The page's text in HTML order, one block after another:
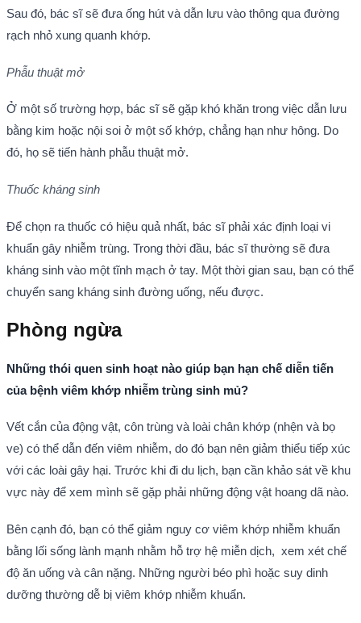
Sau đó, bác sĩ sẽ đưa ống hút và dẫn lưu vào thông qua đường
rạch nhỏ xung quanh khớp.
Phẫu thuật mở
Ở một số trường hợp, bác sĩ sẽ gặp khó khăn trong việc dẫn lưu
bằng kim hoặc nội soi ở một số khớp, chẳng hạn như hông. Do
đó, họ sẽ tiến hành phẫu thuật mở.
Thuốc kháng sinh
Để chọn ra thuốc có hiệu quả nhất, bác sĩ phải xác định loại vi
khuẩn gây nhiễm trùng. Trong thời đầu, bác sĩ thường sẽ đưa
kháng sinh vào một tĩnh mạch ở tay. Một thời gian sau, bạn có thể
chuyển sang kháng sinh đường uống, nếu được.
Phòng ngừa
Những thói quen sinh hoạt nào giúp bạn hạn chế diễn tiến
của bệnh viêm khớp nhiễm trùng sinh mủ?
Vết cắn của động vật, côn trùng và loài chân khớp (nhện và bọ
ve) có thể dẫn đến viêm nhiễm, do đó bạn nên giảm thiểu tiếp xúc
với các loài gây hại. Trước khi đi du lịch, bạn cần khảo sát về khu
vực này để xem mình sẽ gặp phải những động vật hoang dã nào.
Bên cạnh đó, bạn có thể giảm nguy cơ viêm khớp nhiễm khuẩn
bằng lối sống lành mạnh nhằm hỗ trợ hệ miễn dịch, xem xét chế
độ ăn uống và cân nặng. Những người béo phì hoặc suy dinh
dưỡng thường dễ bị viêm khớp nhiễm khuẩn.